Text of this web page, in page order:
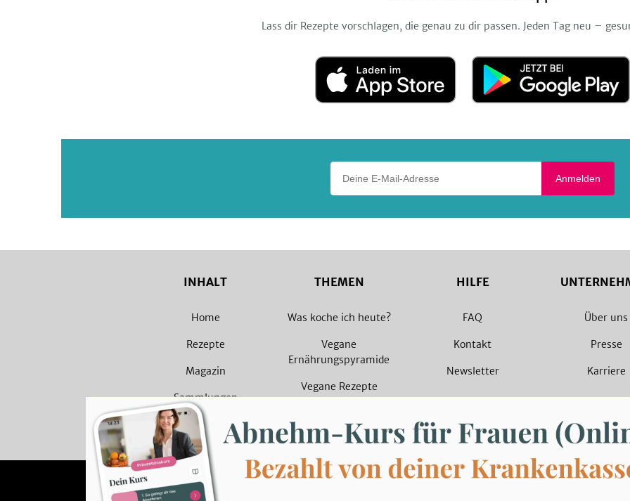
Lass dir Rezepte vorschlagen, die genau zu dir passen. Jeden Tag neu –
Laden
im
App
Jetzt
Google
Anmelden
INHALT
Home
Rezepte
Magazin
Sammlungen
THEMEN
Was koche ich heute?
Vegane
Ernährungspyramide
Vegane Rezepte
HILFE
FAQ
Kontakt
Newsletter
Über uns
Presse
Karriere
© 2026 SevenCooks